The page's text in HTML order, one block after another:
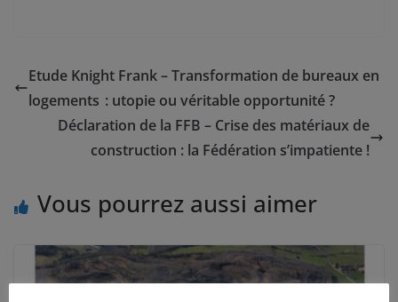
Etude Knight Frank – Transformation de bureaux en
logements : utopie ou véritable opportunité ?
Déclaration de la FFB – Crise des matériaux de
construction : la Fédération s’impatiente !
Vous pourrez aussi aimer